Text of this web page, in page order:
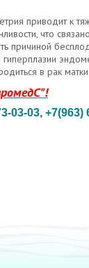
приводит к
что
причиной
в рак матки.
03-03, +7(963)